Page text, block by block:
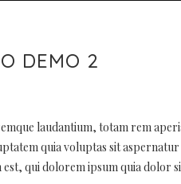
DEMO 2
laudantium, totam rem
quia voluptas sit
qui dolorem ipsum quia dolor